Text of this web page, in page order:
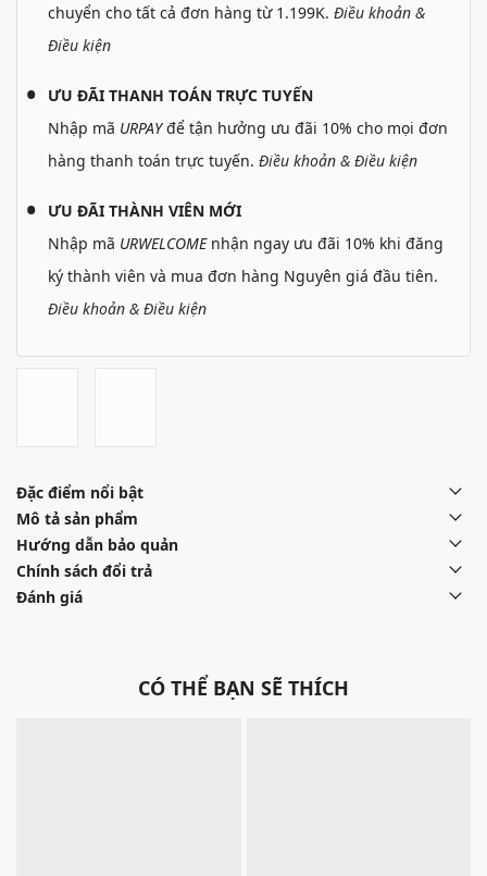
chuyển cho tất cả đơn hàng từ 1.199K. Điều khoản &
Điều kiện
ƯU ĐÃI THANH TOÁN TRỰC TUYẾN
Nhập mã URPAYđể tận hưởng ưu đãi 10% cho mọi đơn
hàng thanh toán trực tuyến. Điều khoản & Điều kiện
ƯU ĐÃI THÀNH VIÊN MỚI
Nhập mã URWELCOMEnhận ngay ưu đãi 10% khi đăng
ký thành viên và mua đơn hàng Nguyên giá đầu tiên.
Điều khoản & Điều kiện
Đặc điểm nổi bật
Mô tả sản phẩm
Hướng dẫn bảo quản
Chính sách đổi trả
Đánh giá
CÓ THỂ BẠN SẼ THÍCH